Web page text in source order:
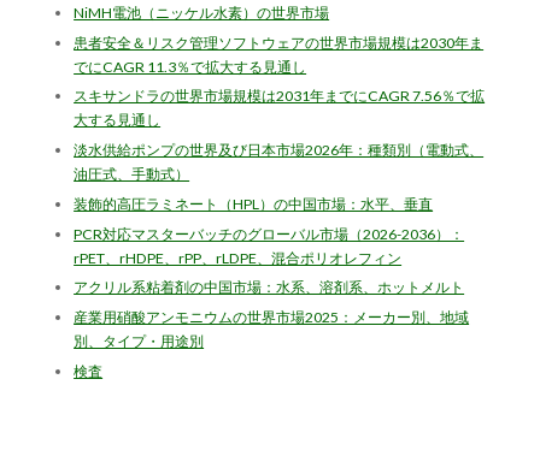
NiMH電池（ニッケル水素）の世界市場
患者安全＆リスク管理ソフトウェアの世界市場規模は2030年ま
でにCAGR 11.3％で拡大する見通し
スキサンドラの世界市場規模は2031年までにCAGR 7.56％で拡
大する見通し
淡水供給ポンプの世界及び日本市場2026年：種類別（電動式、
油圧式、手動式）
装飾的高圧ラミネート（HPL）の中国市場：水平、垂直
PCR対応マスターバッチのグローバル市場（2026-2036）：
rPET、rHDPE、rPP、rLDPE、混合ポリオレフィン
アクリル系粘着剤の中国市場：水系、溶剤系、ホットメルト
産業用硝酸アンモニウムの世界市場2025：メーカー別、地域
別、タイプ・用途別
検査